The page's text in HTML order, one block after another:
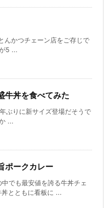
んかつチェーン店をご存じで
5 ...
牛丼を食べてみた
ぶりに新サイズ登場だそうで
...
ポークカレー
でも最安値を誇る牛丼チェ
とともに看板に ...